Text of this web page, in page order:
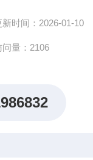
新时间：2026-01-10
问量：2106